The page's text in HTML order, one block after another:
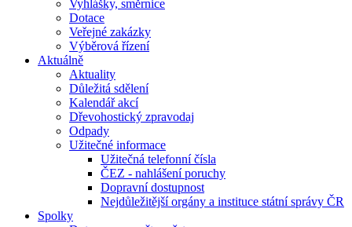
Vyhlášky, směrnice
Dotace
Veřejné zakázky
Výběrová řízení
Aktuálně
Aktuality
Důležitá sdělení
Kalendář akcí
Dřevohostický zpravodaj
Odpady
Užitečné informace
Užitečná telefonní čísla
ČEZ - nahlášení poruchy
Dopravní dostupnost
Nejdůležitější orgány a instituce státní správy ČR
Spolky